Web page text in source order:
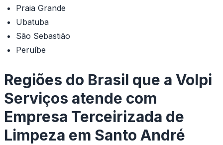
Praia Grande
Ubatuba
São Sebastião
Peruíbe
Regiões do Brasil que a Volpi
Serviços atende com
Empresa Terceirizada de
Limpeza em Santo André